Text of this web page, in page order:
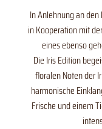
​In Anlehnung an
in Kooperation mit
eines ebenso
Die Iris Edition
floralen Noten der
harmonische
Frische und einem